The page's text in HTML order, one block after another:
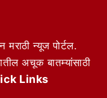
मराठी न्यूज पोर्टल.
अचूक बातम्यांसाठी
Links